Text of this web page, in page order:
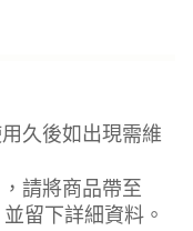
久後如出現需維
請將商品帶至
留下詳細資料。